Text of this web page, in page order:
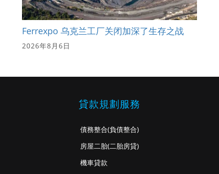
Ferrexpo 乌克兰工厂关闭加深了生存之战
2026年8月6日
貸款規劃服務
債務整合(負債整合)
房屋二胎(二胎房貸)
機車貸款